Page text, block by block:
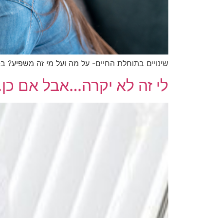
שינויים בתוחלת החיים- על מה ועל מי זה משפיע? ב-40 השנים
לי זה לא יקרה…אבל אם